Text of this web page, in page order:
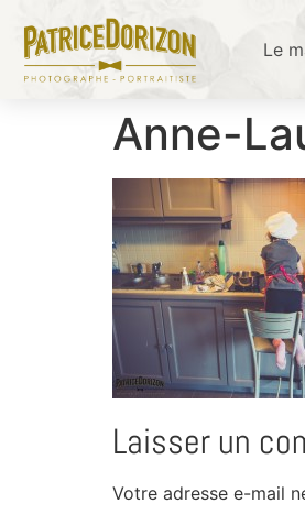
Le
Anne-
Laisser un
Votre adresse e-mail